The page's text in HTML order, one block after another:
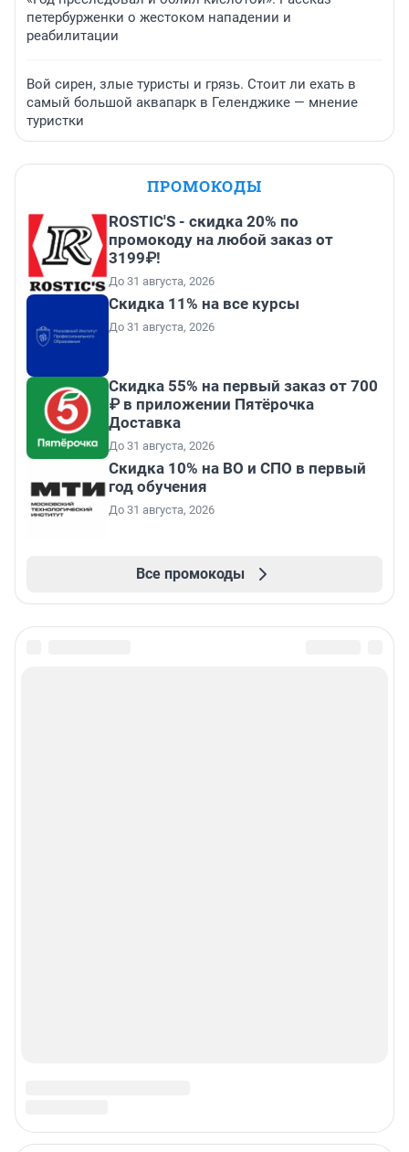
петербурженки о жестоком нападении и
реабилитации
Вой сирен, злые туристы и грязь. Стоит ли ехать в
самый большой аквапарк в Геленджике — мнение
туристки
ПРОМОКОДЫ
ROSTIC'S - скидка 20% по
промокоду на любой заказ от
3199₽!
До 31 августа, 2026
Скидка 11% на все курсы
До 31 августа, 2026
Скидка 55% на первый заказ от 700
₽ в приложении Пятёрочка
Доставка
До 31 августа, 2026
Скидка 10% на ВО и СПО в первый
год обучения
До 31 августа, 2026
Все промокоды